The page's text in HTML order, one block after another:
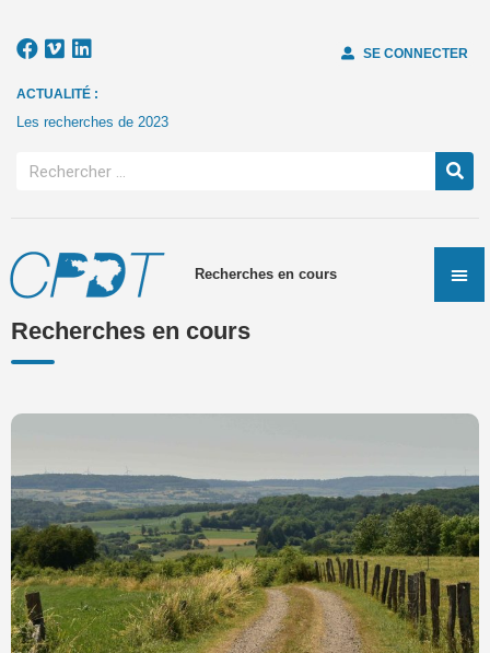
SE CONNECTER
ACTUALITÉ :
Les recherches de 2023
Recherches en cours
Recherches en cours